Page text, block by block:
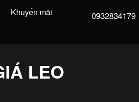
0932834179
Khuyến mãi
LEO